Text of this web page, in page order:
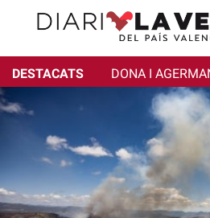
DESTACATS DONA I